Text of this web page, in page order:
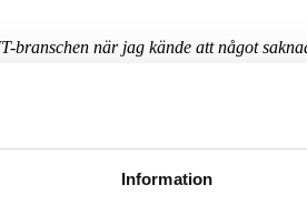
Information
när jag kände att något
till Thailand. Resan var fylld av
mig för att stanna i Thailand och bli